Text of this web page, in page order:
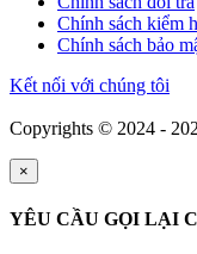
Chính sách kiểm
Chính sách bảo
Kết nối với chúng tôi
Copyrights © 2024 -
×
YÊU CẦU GỌI LẠI